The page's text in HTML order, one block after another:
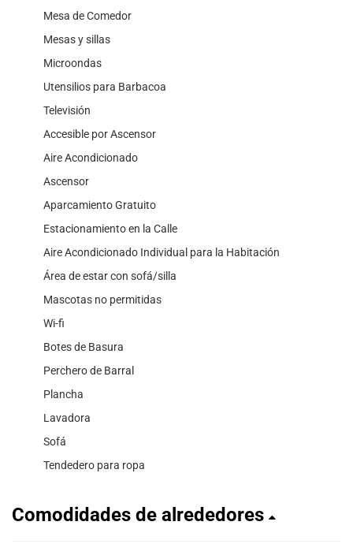
Mesa de Comedor
Mesas y sillas
Microondas
Utensilios para Barbacoa
Televisión
Accesible por Ascensor
Aire Acondicionado
Ascensor
Aparcamiento Gratuito
Estacionamiento en la Calle
Aire Acondicionado Individual para la Habitación
Área de estar con sofá/silla
Mascotas no permitidas
Wi-fi
Botes de Basura
Perchero de Barral
Plancha
Lavadora
Sofá
Tendedero para ropa
Comodidades de alrededores